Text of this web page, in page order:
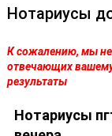
Нотариусы
К сожалению, мы не
отвечающих
результаты
Нотариусы